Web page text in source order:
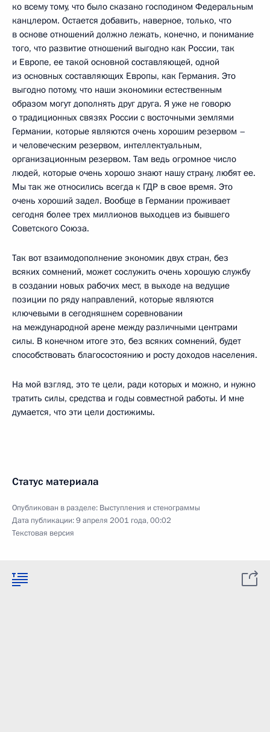
ко всему тому, что было сказано господином Федеральным
канцлером. Остается добавить, наверное, только, что
в основе отношений должно лежать, конечно, и понимание
того, что развитие отношений выгодно как России, так
и Европе, ее такой основной составляющей, одной
из основных составляющих Европы, как Германия. Это
выгодно потому, что наши экономики естественным
образом могут дополнять друг друга. Я уже не говорю
о традиционных связях России с восточными землями
Германии, которые являются очень хорошим резервом –
и человеческим резервом, интеллектуальным,
организационным резервом. Там ведь огромное число
людей, которые очень хорошо знают нашу страну, любят ее.
Мы так же относились всегда к ГДР в свое время. Это
очень хороший задел. Вообще в Германии проживает
сегодня более трех миллионов выходцев из бывшего
Советского Союза.
Так вот взаимодополнение экономик двух стран, без
всяких сомнений, может сослужить очень хорошую службу
в создании новых рабочих мест, в выходе на ведущие
позиции по ряду направлений, которые являются
ключевыми в сегодняшнем соревновании
на международной арене между различными центрами
силы. В конечном итоге это, без всяких сомнений, будет
способствовать благосостоянию и росту доходов населения.
На мой взгляд, это те цели, ради которых и можно, и нужно
тратить силы, средства и годы совместной работы. И мне
думается, что эти цели достижимы.
Статус материала
Опубликован в разделе: Выступления и стенограммы
Дата публикации:9 апреля 2001 года, 00:02
Текстовая версия